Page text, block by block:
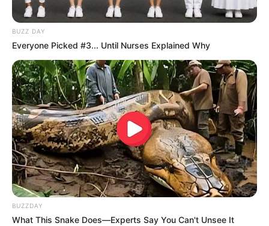
Mensagem*
BUSCAR
DESTAQUES
BUZZ DAY
Everyone Picked #3... Until Nurses Explained Why
BUZZDAY
What This Snake Does—Experts Say You Can't Unsee It